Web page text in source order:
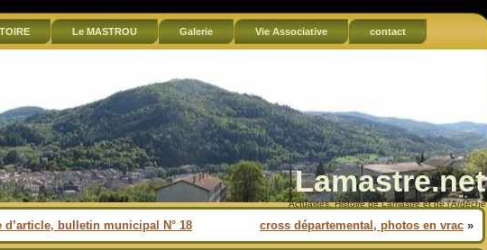
Le MASTROU Galerie Vie Associative contact
Lamastre.net
Actualités, Histoire de Lamastre et de l'Ardèche
d’article, bulletin municipal N° 18 cross départemental, photos en vrac »